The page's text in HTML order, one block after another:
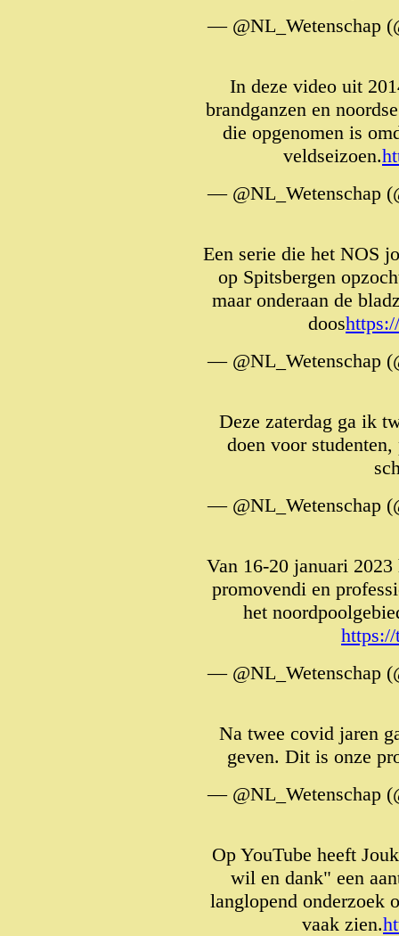
— @NL_Wetenschap
In deze video uit
brandganzen en
die opgenomen is
veldseizoen.
— @NL_Wetenschap
Een serie die het NOS
op Spitsbergen
maar onderaan de
doos
— @NL_Wetenschap
Deze zaterdag ga ik
doen voor
— @NL_Wetenschap
Van 16-20 januari
promovendi en
het
— @NL_Wetenschap
Na twee covid jaren
geven. Dit is onze
— @NL_Wetenschap
Op YouTube heeft
wil en dank" een
langlopend onderzoek
vaak zien.